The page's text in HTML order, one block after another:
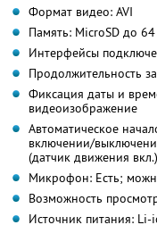
Формат видео: AVI
Память: MicroSD до 64
Интерфейсы
Продолжительность
Фиксация даты и
видеоизображение
Автоматическое
включении/
(датчик движения вкл.)
Микрофон: Есть;
Возможность
Источник питания: Li-